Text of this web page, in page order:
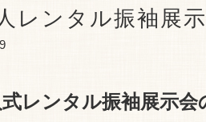
レンタル振袖展
レンタル振袖展示